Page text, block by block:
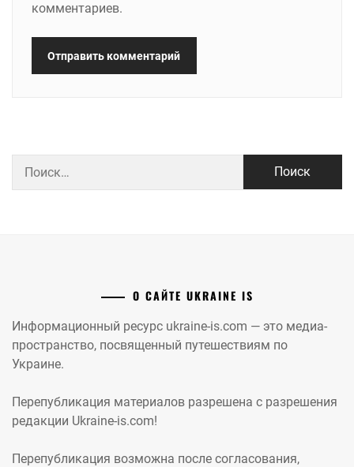
комментариев.
О САЙТЕ UKRAINE IS
Информационный ресурс ukraine-is.com — это медиа-
пространство, посвященный путешествиям по
Украине.
Перепубликация материалов разрешена с разрешения
редакции Ukraine-is.com!
Перепубликация возможна после согласования,